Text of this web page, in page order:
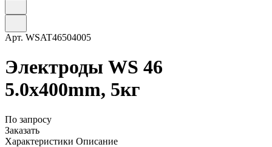
Арт. WSAT46504005
Электроды WS 46
5.0х400mm, 5кг
По запросу
Заказать
Характеристики Описание